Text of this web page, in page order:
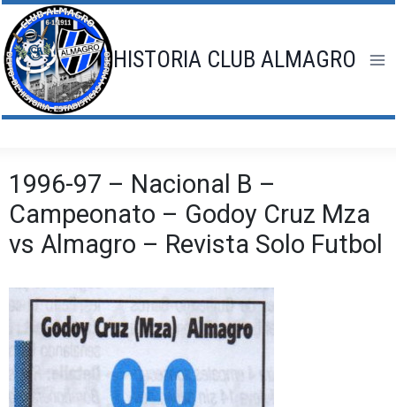
Saltar
al
contenido
HISTORIA CLUB ALMAGRO
1996-97 – Nacional B –
Campeonato – Godoy Cruz Mza
vs Almagro – Revista Solo Futbol